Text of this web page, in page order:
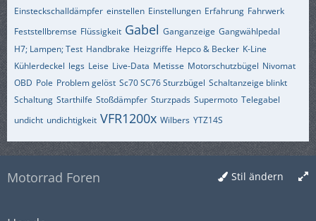
Einsteckschalldämpfer einstellen Einstellungen Erfahrung Fahrwerk
Feststellbremse Flüssigkeit Gabel Ganganzeige Gangwählpedal
H7; Lampen; Test Handbrake Heizgriffe Hepco & Becker K-Line
Kühlerdeckel legs Leise Live-Data Metisse Motorschutzbügel Nivomat
OBD Pole Problem gelöst Sc70 SC76 Sturzbügel Schaltanzeige blinkt
Schaltung Starthilfe Stoßdämpfer Sturzpads Supermoto Telegabel
undicht undichtigkeit VFR1200x Wilbers YTZ14S
Stil ändern
Motorrad Foren